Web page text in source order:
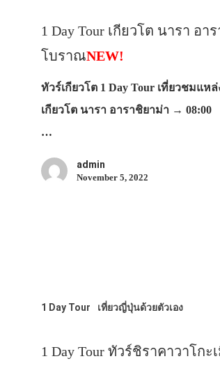
1 Day Tour เกียวโต นารา อ
โบราณNEW!
ทัวร์เกียวโต 1 Day Tour เที่ยวชมแ
เกียวโต นารา อาราชิยาม่า → 08:00
…
admin
November 5, 2022
1 Day Tour เที่ยวญี่ปุ่นด้วยตัวเอง
1 Day Tour ทัวร์ชิราคาวาโก